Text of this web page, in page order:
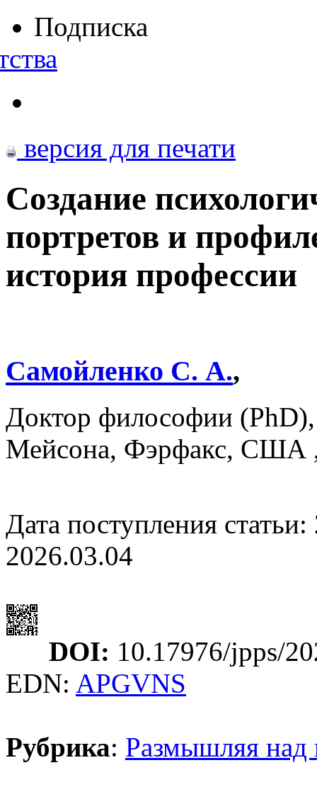
Подписка
версия для печати
Создание
портретов и
история профессии
Самойленко С. А.,
Доктор философии
Мейсона, Фэрфакс,
Дата поступления
2026.03.04
DOI: 10.17976/jpps/
EDN: APGVNS
Рубрика: Размышляя